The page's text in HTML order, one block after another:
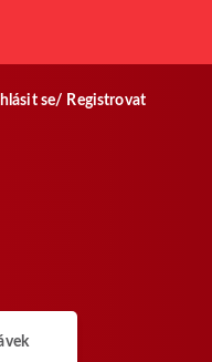
se/ Registrovat